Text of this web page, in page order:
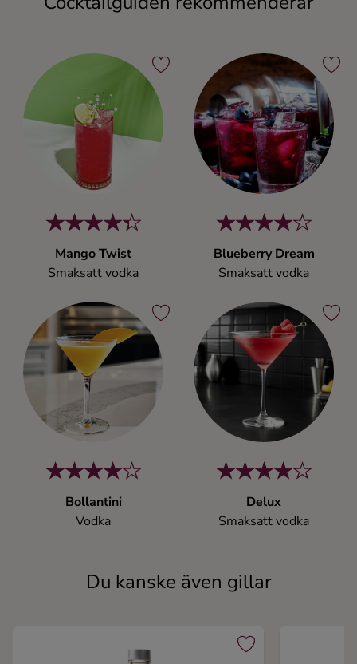
Mango Twist
Smaksatt vodka
Blueberry Dream
Smaksatt vodka
Bollantini
Vodka
Delux
Smaksatt vodka
Du kanske även gillar